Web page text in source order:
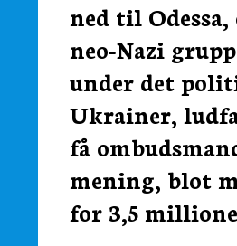
ned til
neo-Nazi
under det
Ukrainer,
få
mening, blot
for 3,5